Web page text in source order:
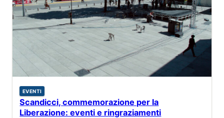
EVENTI
Scandicci, commemorazione per la
Liberazione: eventi e ringraziamenti